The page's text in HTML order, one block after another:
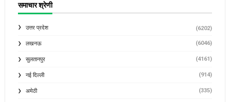
समाचार श्रेणी
उत्तर प्रदेश (6202)
लखनऊ (6046)
सुलतानपुर (4161)
नई दिल्ली (914)
अमेठी (335)